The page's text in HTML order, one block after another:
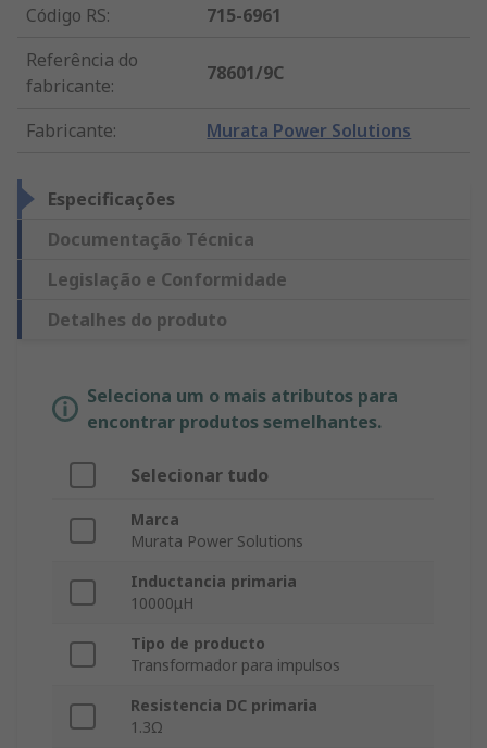
Código RS:
715-6961
Referência do
fabricante:
78601/9C
Fabricante: Murata Power Solutions
Especificações
Documentação Técnica
Legislação e Conformidade
Detalhes do produto
Seleciona um o mais atributos para
encontrar produtos semelhantes.
Selecionar tudo
Marca
Murata Power Solutions
Inductancia primaria
10000μH
Tipo de producto
Transformador para impulsos
Resistencia DC primaria
1.3Ω